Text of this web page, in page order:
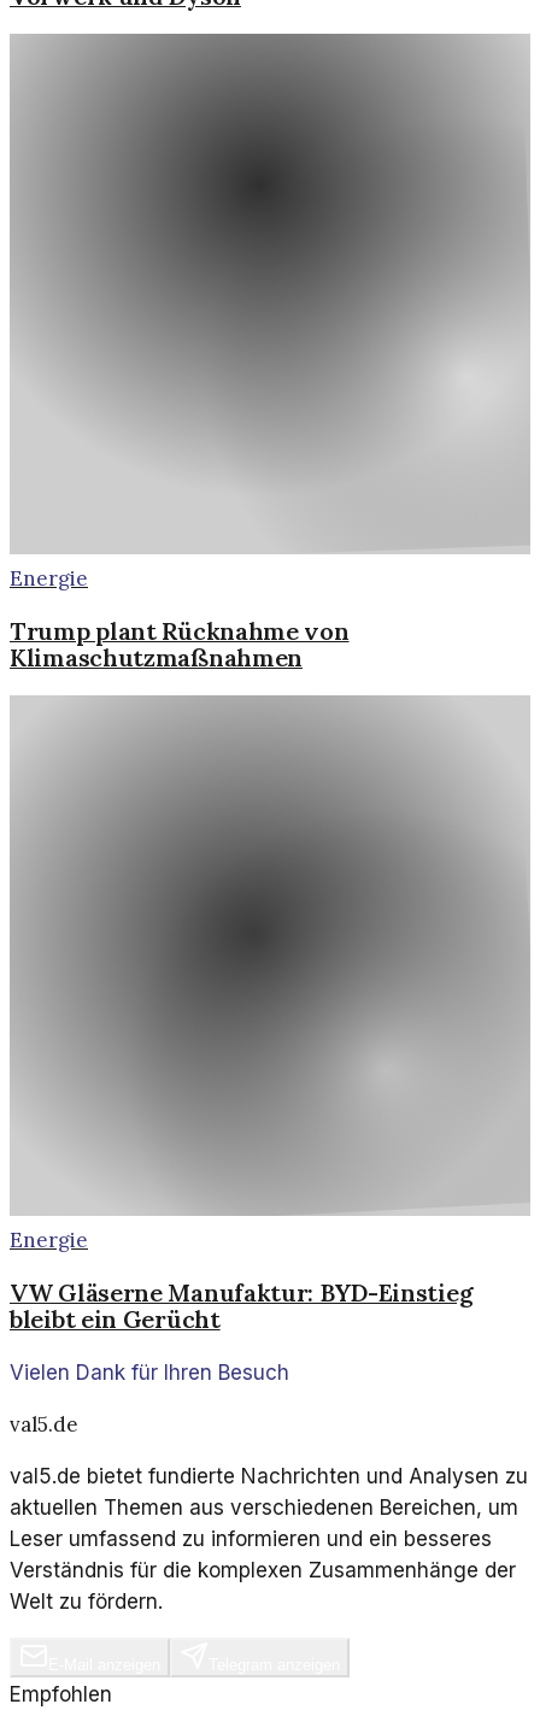
Energie
Trump plant Rücknahme von
Klimaschutzmaßnahmen
Energie
VW Gläserne Manufaktur: BYD-Einstieg
bleibt ein Gerücht
Vielen Dank für Ihren Besuch
val5.de
val5.de bietet fundierte Nachrichten und Analysen zu
aktuellen Themen aus verschiedenen Bereichen, um
Leser umfassend zu informieren und ein besseres
Verständnis für die komplexen Zusammenhänge der
Welt zu fördern.
Empfohlen